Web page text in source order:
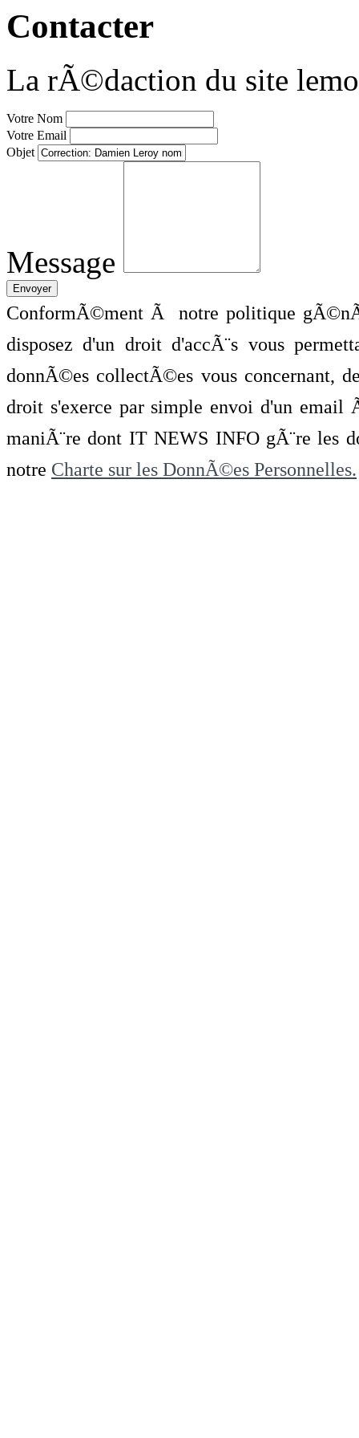
Contacter
La rÃ©daction du site
Votre Nom
Votre Email
Objet
Message
ConformÃ©ment Ã notre politique
disposez d'un droit d'accÃ¨s vous
donnÃ©es collectÃ©es vous concernant,
droit s'exerce par simple envoi d'un
maniÃ¨re dont IT NEWS INFO gÃ¨re les
notre Charte sur les DonnÃ©es Personnelles.